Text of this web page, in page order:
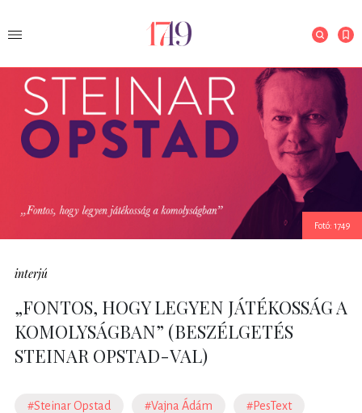
Fotó: 1749
interjú
„FONTOS, HOGY LEGYEN JÁTÉKOSSÁG A
KOMOLYSÁGBAN” (BESZÉLGETÉS
STEINAR OPSTAD-VAL)
#Steinar Opstad #Vajna Ádám #PesText